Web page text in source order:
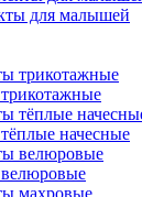
для малышей
начесные